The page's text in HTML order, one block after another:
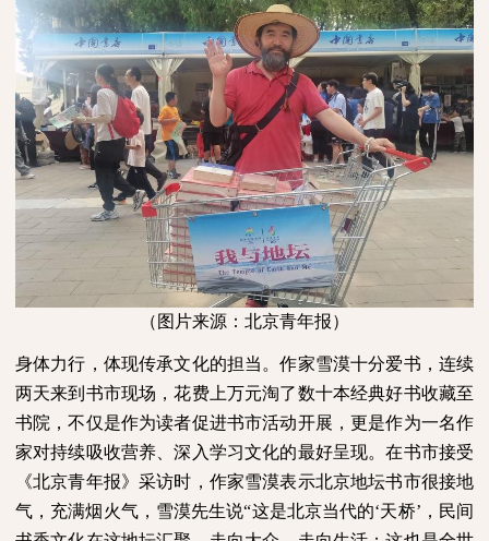
（图片来源：北京青年报）
身体力行，体现传承文化的担当。作家雪漠十分爱书，连续
两天来到书市现场，花费上万元淘了数十本经典好书收藏至
书院，不仅是作为读者促进书市活动开展，更是作为一名作
家对持续吸收营养、深入学习文化的最好呈现。在书市接受
《北京青年报》采访时，作家雪漠表示北京地坛书市很接地
气，充满烟火气，雪漠先生说“这是北京当代的‘天桥’，民间